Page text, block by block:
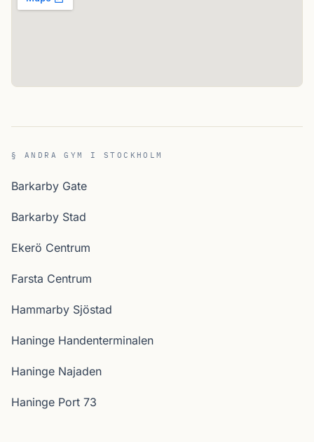
§ ANDRA GYM I STOCKHOLM
Barkarby Gate
Barkarby Stad
Ekerö Centrum
Farsta Centrum
Hammarby Sjöstad
Haninge Handenterminalen
Haninge Najaden
Haninge Port 73